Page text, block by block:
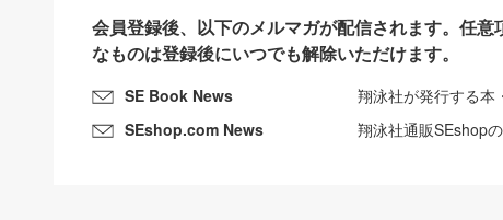
会員登録後、以下のメルマガが配信されます。任
なものは登録後にいつでも解除いただけます。
SE Book News
翔泳社が発行する本
SEshop.com News
翔泳社通販SEshop